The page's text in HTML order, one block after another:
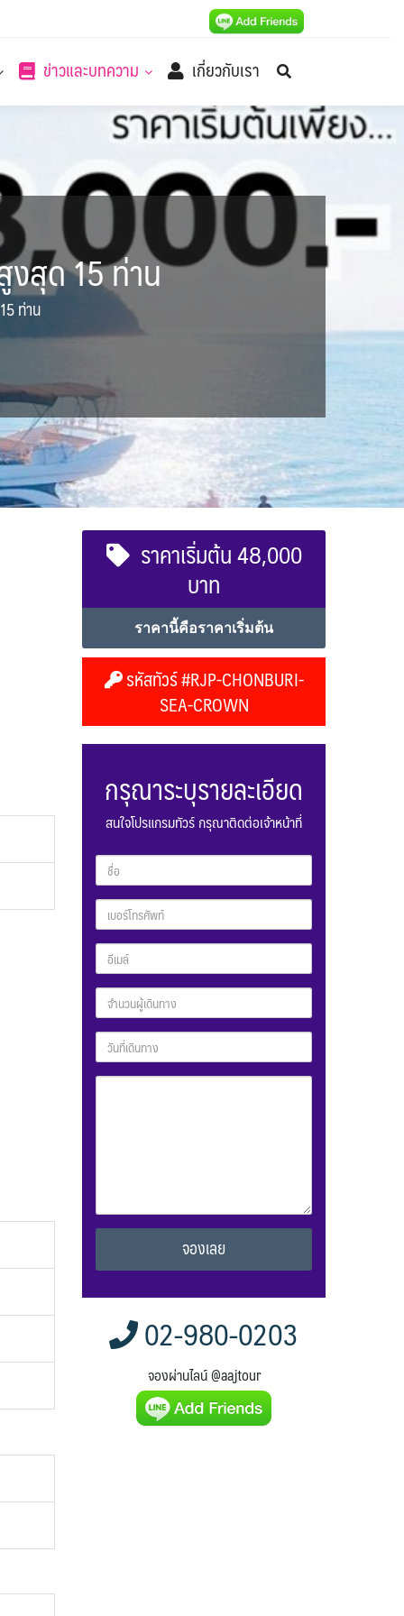
ข่าวและบทความ เกี่ยวกับเรา
งสุด 15 ท่าน
ท่าน
ราคาเริ่มต้น 48,000
บาท
ราคานี้คือราคาเริ่มต้น
รหัสทัวร์ #RJP-CHONBURI-
SEA-CROWN
กรุณาระบุรายละเอียด
สนใจโปรแกรมทัวร์ กรุณาติดต่อเจ้าหน้าที่
Alternative:
02-980-0203
จองผ่านไลน์ @aajtour